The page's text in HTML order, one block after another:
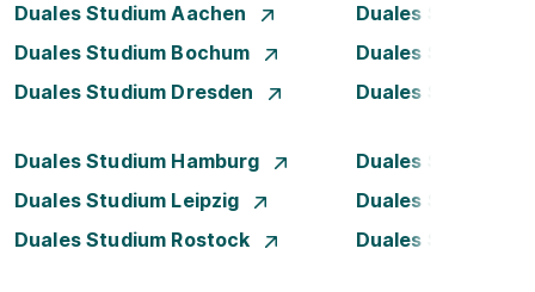
Duales Studium Aachen
Duales Studium
Duales Studium Bochum
Duales Studium
Duales Studium Dresden
Duales Studium
Duales Studium Hamburg
Duales Studium
Duales Studium Leipzig
Duales Studium
Duales Studium Rostock
Duales Studium